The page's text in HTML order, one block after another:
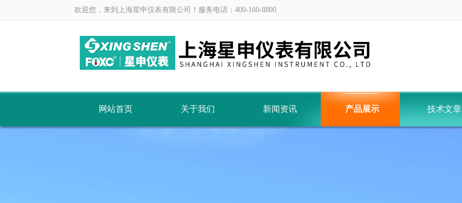
欢迎您，来到上海星申仪表有限公司！服务电话：400-160-8800
网站首页 关于我们 新闻资讯 产品展示 技术文章